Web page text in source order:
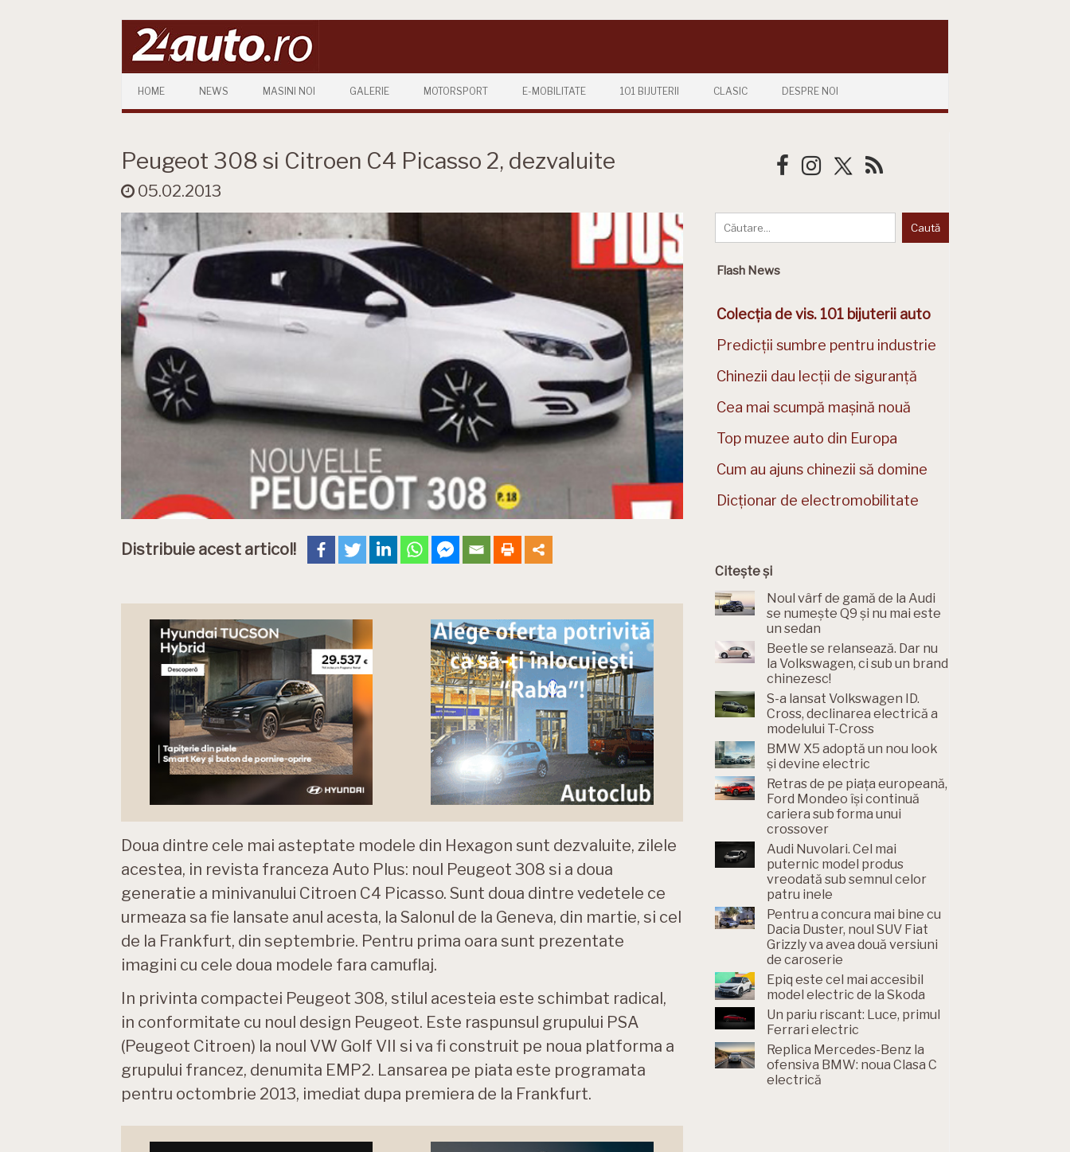
HOME NEWS MASINI NOI GALERIE MOTORSPORT E-MOBILITATE 101 BIJUTERII CLASIC DESPRE NOI
Peugeot 308 si Citroen C4 Picasso 2, dezvaluite
05.02.2013
Distribuie acest articol!
Doua dintre cele mai asteptate modele din Hexagon sunt dezvaluite, zilele
acestea, in revista franceza Auto Plus: noul Peugeot 308 si a doua
generatie a minivanului Citroen C4 Picasso. Sunt doua dintre vedetele ce
urmeaza sa fie lansate anul acesta, la Salonul de la Geneva, din martie, si cel
de la Frankfurt, din septembrie. Pentru prima oara sunt prezentate
imagini cu cele doua modele fara camuflaj.
In privinta compactei Peugeot 308, stilul acesteia este schimbat radical,
in conformitate cu noul design Peugeot. Este raspunsul grupului PSA
(Peugeot Citroen) la noul VW Golf VII si va fi construit pe noua platforma a
grupului francez, denumita EMP2. Lansarea pe piata este programata
pentru octombrie 2013, imediat dupa premiera de la Frankfurt.
Flash News
Colecția de vis. 101 bijuterii auto
Predicții sumbre pentru industrie
Chinezii dau lecții de siguranță
Cea mai scumpă mașină nouă
Top muzee auto din Europa
Cum au ajuns chinezii să domine
Dicționar de electromobilitate
Citește și
Noul vârf de gamă de la Audi
se numește Q9 și nu mai este
un sedan
Beetle se relansează. Dar nu
la Volkswagen, ci sub un brand
chinezesc!
S-a lansat Volkswagen ID.
Cross, declinarea electrică a
modelului T-Cross
BMW X5 adoptă un nou look
și devine electric
Retras de pe piața europeană,
Ford Mondeo își continuă
cariera sub forma unui
crossover
Audi Nuvolari. Cel mai
puternic model produs
vreodată sub semnul celor
patru inele
Pentru a concura mai bine cu
Dacia Duster, noul SUV Fiat
Grizzly va avea două versiuni
de caroserie
Epiq este cel mai accesibil
model electric de la Skoda
Un pariu riscant: Luce, primul
Ferrari electric
Replica Mercedes-Benz la
ofensiva BMW: noua Clasa C
electrică